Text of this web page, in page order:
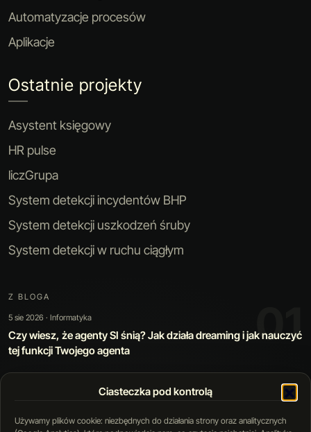
Ciasteczka pod kontrolą
Używamy plików cookie: niezbędnych do działania strony oraz analitycznych
Automatyzacje procesów
Aplikacje
Ostatnie projekty
Asystent księgowy
HR pulse
liczGrupa
System detekcji incydentów BHP
System detekcji uszkodzeń śruby
System detekcji w ruchu ciągłym
Z BLOGA 01
5 sie 2026 · Informatyka
Czy wiesz, że agenty SI śnią? Jak działa dreaming i jak nauczyć
tej funkcji Twojego agenta